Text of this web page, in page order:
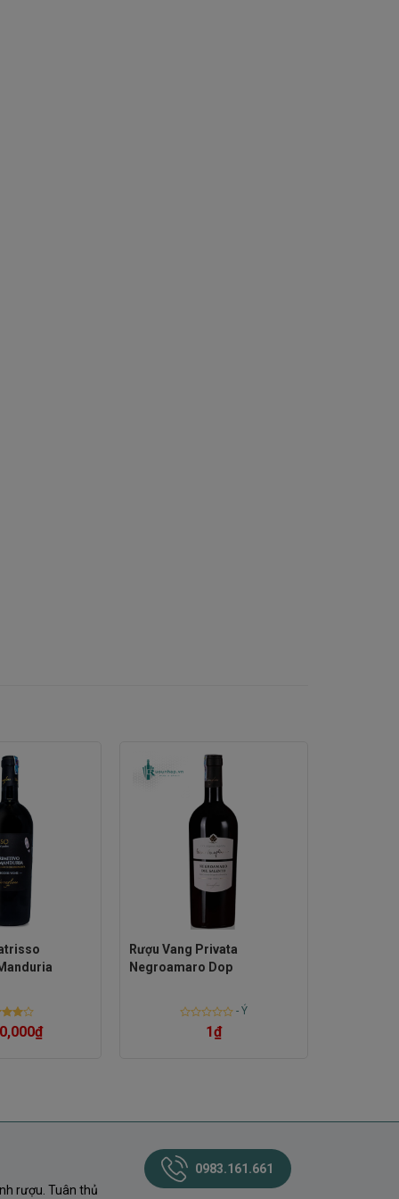
₫
Rượu Vang Privata
Negroamaro Dop
-Ý
1₫
rượu. Tuân thủ
0983.161.661